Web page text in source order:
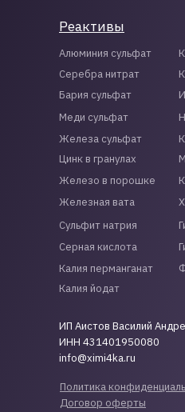
ИП Аистов Василий
ИНН 431401950080
info@ximi4ka.ru
Договор оферты
Политика
Серная кислота
Калия перманганат
Железа сульфат
Меди сульфат
Бария сульфат
Серебра нитрат
Алюминия сульфат
Калия йодат
Цинк в гранулах
Сульфит натрия
Железная вата
Железо в порошке
Реактивы